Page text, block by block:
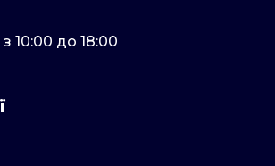
10:00 до 18:00